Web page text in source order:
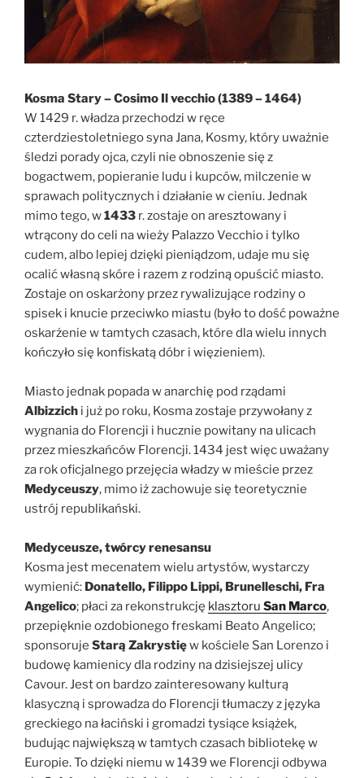
Kosma Stary – Cosimo Il vecchio (1389 – 1464)
W 1429 r. władza przechodzi w ręce
czterdziestoletniego syna Jana, Kosmy, który uważnie
śledzi porady ojca, czyli nie obnoszenie się z
bogactwem, popieranie ludu i kupców, milczenie w
sprawach politycznych i działanie w cieniu. Jednak
mimo tego, w1433 r. zostaje on aresztowany i
wtrącony do celi na wieży Palazzo Vecchio i tylko
cudem, albo lepiej dzięki pieniądzom, udaje mu się
ocalić własną skóre i razem z rodziną opuścić miasto.
Zostaje on oskarżony przez rywalizujące rodziny o
spisek i knucie przeciwko miastu (było to dość poważne
oskarżenie w tamtych czasach, które dla wielu innych
kończyło się konfiskatą dóbr i więzieniem).
Miasto jednak popada w anarchię pod rządami
Albizzich i już po roku, Kosma zostaje przywołany z
wygnania do Florencji i hucznie powitany na ulicach
przez mieszkańców Florencji. 1434 jest więc uważany
za rok oficjalnego przejęcia władzy w mieście przez
Medyceuszy, mimo iż zachowuje się teoretycznie
ustrój republikański.
Medyceusze, twórcy renesansu
Kosma jest mecenatem wielu artystów, wystarczy
wymienić: Donatello, Filippo Lippi, Brunelleschi, Fra
Angelico; płaci za rekonstrukcję klasztoru San Marco,
przepięknie ozdobionego freskami Beato Angelico;
sponsoruje Starą Zakrystięw kościele San Lorenzo i
budowę kamienicy dla rodziny na dzisiejszej ulicy
Cavour. Jest on bardzo zainteresowany kulturą
klasyczną i sprowadza do Florencji tłumaczy z języka
greckiego na łaciński i gromadzi tysiące książek,
budując największą w tamtych czasach bibliotekę w
Europie. To dzięki niemu w 1439 we Florencji odbywa